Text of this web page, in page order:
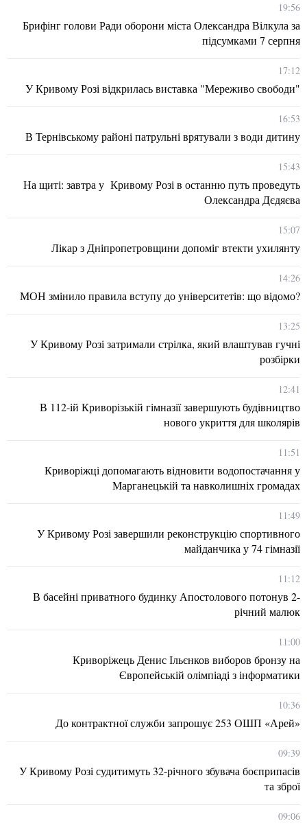
19:56
Брифінг голови Ради оборони міста Олександра Вілкула за
підсумками 7 серпня
17:12
У Кривому Розі відкрилась виставка "Мереживо свободи"
16:53
В Тернівському районі патрульні врятували з води дитину
15:43
На щиті: завтра у Кривому Розі в останню путь проведуть
Олександра Дєдяєва
15:07
Лікар з Дніпропетровщини допоміг втекти ухилянту
14:26
МОН змінило правила вступу до університетів: що відомо?
13:25
У Кривому Розі затримали стрілка, який влаштував гучні
розбірки
12:41
В 112-ій Криворізькій гімназії завершують будівництво
нового укриття для школярів
11:51
Криворіжці допомагають відновити водопостачання у
Марганецькій та навколишніх громадах
11:49
У Кривому Розі завершили реконструкцію спортивного
майданчика у 74 гімназії
11:12
В басейні приватного будинку Апостолового потонув 2-
річний малюк
11:00
Криворіжець Денис Ільєнков виборов бронзу на
Європейській олімпіаді з інформатики
10:36
До контрактної служби запрошує 253 ОШП «Арей»
09:39
У Кривому Розі судитимуть 32-річного збувача боєприпасів
та зброї
09:06